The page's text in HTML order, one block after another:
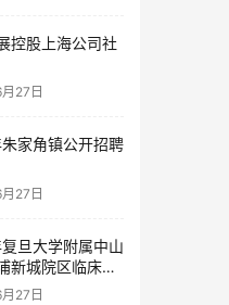
控股上海公司社
27日
家角镇公开招聘
27日
旦大学附属中山
新城院区临床护
聘启事
27日